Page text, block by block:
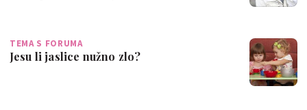
TEMA S FORUMA
Jesu li jaslice nužno zlo?